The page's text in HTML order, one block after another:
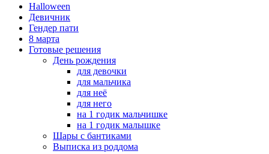
Halloween
Девичник
Гендер пати
8 марта
Готовые решения
День рождения
для девочки
для мальчика
для неё
для него
на 1 годик мальчишке
на 1 годик малышке
Шары с бантиками
Выписка из роддома